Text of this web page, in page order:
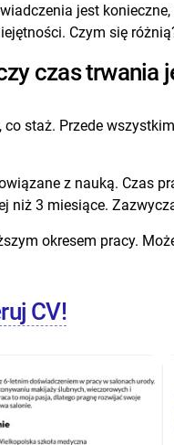
jest
Czym się
czas trwania
staż. Przede
z nauką. Czas
niż 3 miesiące.
okresem pracy.
CV!